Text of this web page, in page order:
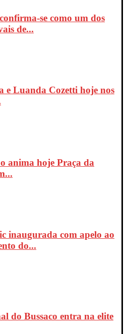
se como um dos
de...
e Luanda Cozetti hoje nos
anima hoje Praça da
inaugurada com apelo ao
do...
do Bussaco entra na elite